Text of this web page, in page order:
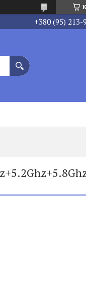
+380 (95) 213-